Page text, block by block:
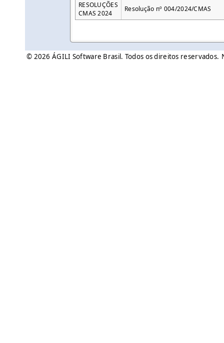
RESOLUÇÕES
CMAS 2024
Resolução nº 004/2024/CMAS
© 2026 ÁGILI Software Brasil. Todos os direitos reservados.